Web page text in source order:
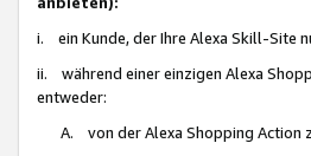
i. ein Kunde, der Ihre Alexa Skill-Site
ii. während einer einzigen Alexa
entweder:
A. von der Alexa Shopping Action